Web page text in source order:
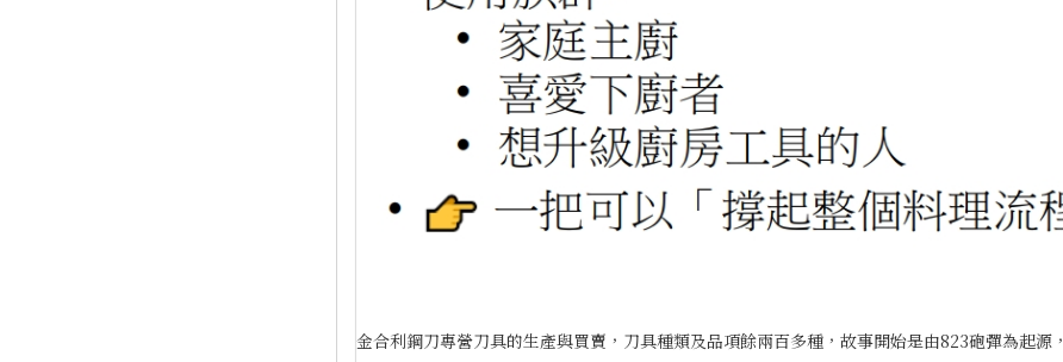
金合利鋼刀專營刀具的生產與買賣，刀具種類及品項餘兩百多種，故事開始是由823砲彈為起源，